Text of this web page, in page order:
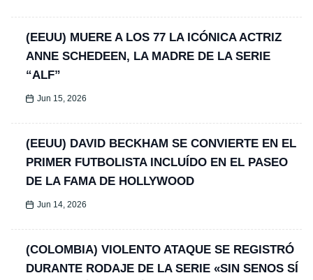
(EEUU) MUERE A LOS 77 LA ICÓNICA ACTRIZ
ANNE SCHEDEEN, LA MADRE DE LA SERIE
“ALF”
Jun 15, 2026
(EEUU) DAVID BECKHAM SE CONVIERTE EN EL
PRIMER FUTBOLISTA INCLUÍDO EN EL PASEO
DE LA FAMA DE HOLLYWOOD
Jun 14, 2026
(COLOMBIA) VIOLENTO ATAQUE SE REGISTRÓ
DURANTE RODAJE DE LA SERIE «SIN SENOS SÍ